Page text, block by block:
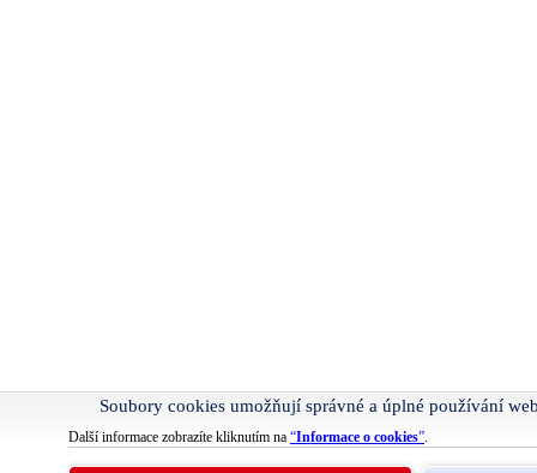
Soubory cookies umožňují správné a úplné používání
Další informace zobrazíte kliknutím na “Informace o cookies”.